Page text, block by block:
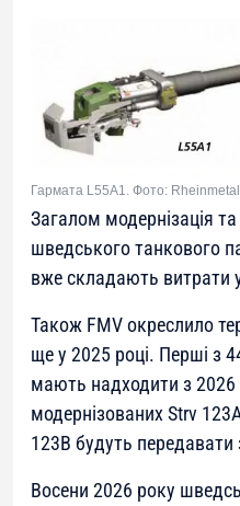
Гармата L55A1. Фото:
Загалом модернізація
шведського танкового
вже складають витрати
Також FMV окреслило
ще у 2025 році. Перші з
мають надходити з 2026
модернізованих Strv
123B будуть передавати
Восени 2026 року